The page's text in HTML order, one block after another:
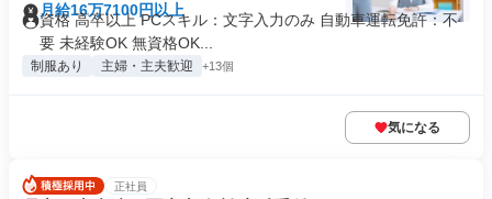
月給16万7100円以上
資格 高卒以上 PCスキル：文字入力のみ 自動車運転免許：不
要 未経験OK 無資格OK...
制服あり 主婦・主夫歓迎 +13個
気になる
正社員